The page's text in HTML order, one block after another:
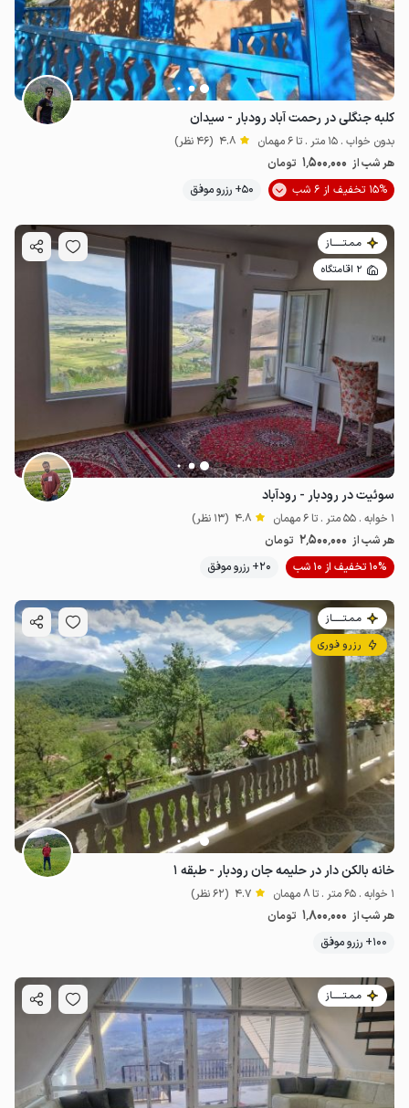
کلبه جنگلی در رحمت آباد رودبار - سیدان
بدون خواب . 15 متر . تا 6 مهمان 4.8 (46 نظر)
هر شب از 1٬500٬000 تومان
15% تخفیف از 6 شب
50+ رزرو موفق
مـمـتــــــاز
2 اقامتگاه
سوئیت در رودبار - رودآباد
1 خوابه . 55 متر . تا 6 مهمان 4.8 (13 نظر)
هر شب از 2٬500٬000 تومان
10% تخفیف از 10 شب
20+ رزرو موفق
مـمـتــــــاز
رزرو فوری
خانه بالکن دار در حلیمه جان رودبار - طبقه ۱
1 خوابه . 65 متر . تا 8 مهمان 4.7 (62 نظر)
هر شب از 1٬800٬000 تومان
100+ رزرو موفق
مـمـتــــــاز